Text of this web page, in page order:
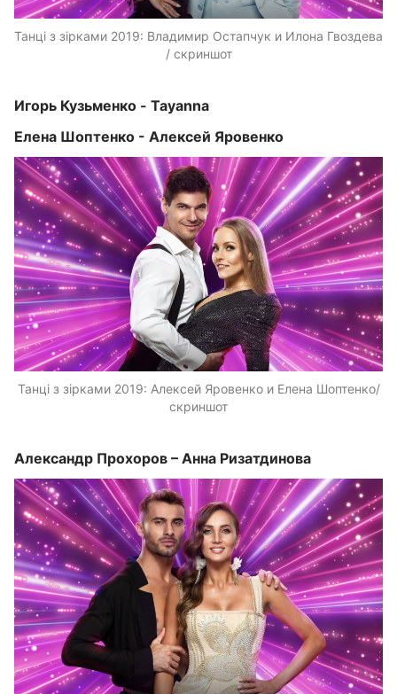
Танці з зірками 2019: Владимир Остапчук и Илона Гвоздева
/ скриншот
Игорь Кузьменко - Tayanna
Елена Шоптенко - Алексей Яровенко
Танці з зірками 2019: Алексей Яровенко и Елена Шоптенко/
скриншот
Александр Прохоров – Анна Ризатдинова